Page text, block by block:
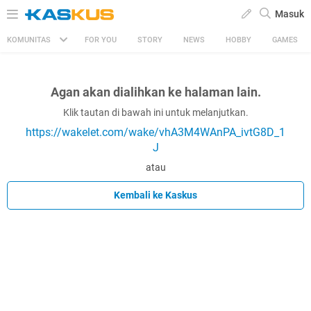
Masuk
KOMUNITAS FOR YOU STORY NEWS HOBBY GAMES
Agan akan dialihkan ke halaman lain.
Klik tautan di bawah ini untuk melanjutkan.
https://wakelet.com/wake/vhA3M4WAnPA_ivtG8D_1
J
atau
Kembali ke Kaskus